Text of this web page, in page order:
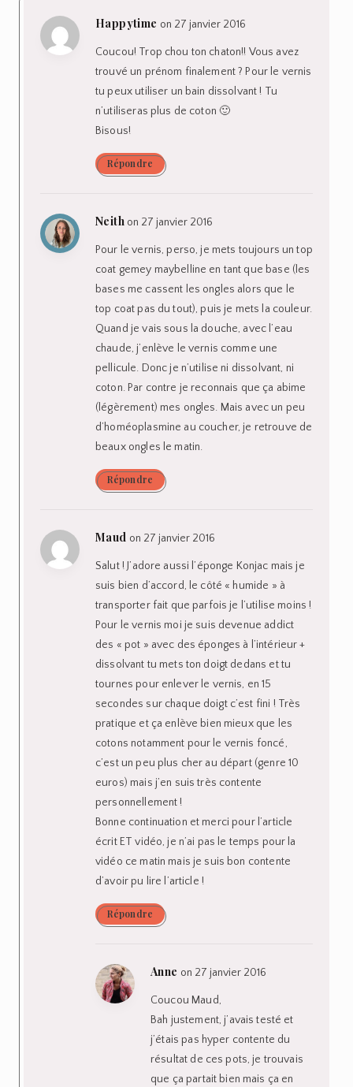
Happytime on 27 janvier 2016
Coucou! Trop chou ton chaton!! Vous avez
trouvé un prénom finalement ? Pour le vernis
tu peux utiliser un bain dissolvant ! Tu
n’utiliseras plus de coton 🙂
Bisous!
Répondre
Neith on 27 janvier 2016
Pour le vernis, perso, je mets toujours un top
coat gemey maybelline en tant que base (les
bases me cassent les ongles alors que le
top coat pas du tout), puis je mets la couleur.
Quand je vais sous la douche, avec l’eau
chaude, j’enlève le vernis comme une
pellicule. Donc je n’utilise ni dissolvant, ni
coton. Par contre je reconnais que ça abime
(légèrement) mes ongles. Mais avec un peu
d’homéoplasmine au coucher, je retrouve de
beaux ongles le matin.
Répondre
Maud on 27 janvier 2016
Salut ! J’adore aussi l’éponge Konjac mais je
suis bien d’accord, le côté « humide » à
transporter fait que parfois je l’utilise moins !
Pour le vernis moi je suis devenue addict
des « pot » avec des éponges à l’intérieur +
dissolvant tu mets ton doigt dedans et tu
tournes pour enlever le vernis, en 15
secondes sur chaque doigt c’est fini ! Très
pratique et ça enlève bien mieux que les
cotons notamment pour le vernis foncé,
c’est un peu plus cher au départ (genre 10
euros) mais j’en suis très contente
personnellement !
Bonne continuation et merci pour l’article
écrit ET vidéo, je n’ai pas le temps pour la
vidéo ce matin mais je suis bon contente
d’avoir pu lire l’article !
Répondre
Anne on 27 janvier 2016
Coucou Maud,
Bah justement, j’avais testé et
j’étais pas hyper contente du
résultat de ces pots, je trouvais
que ça partait bien mais ça en